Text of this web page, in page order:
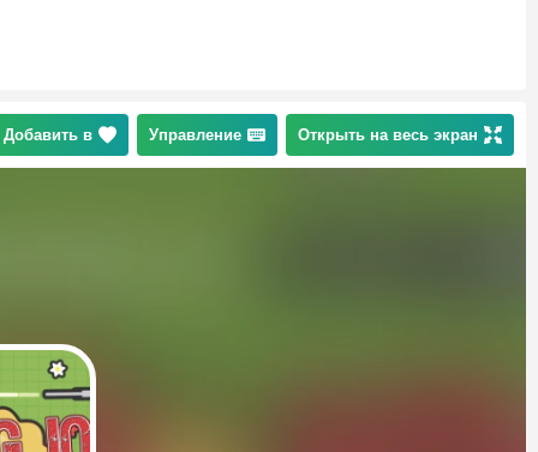
Добавить в Управление Открыть на весь экран